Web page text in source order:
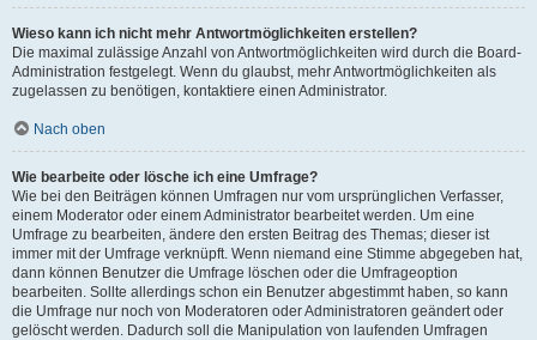
Wieso kann ich nicht mehr Antwortmöglichkeiten erstellen?
Die maximal zulässige Anzahl von Antwortmöglichkeiten wird durch die Board-
Administration festgelegt. Wenn du glaubst, mehr Antwortmöglichkeiten als
zugelassen zu benötigen, kontaktiere einen Administrator.
Nach oben
Wie bearbeite oder lösche ich eine Umfrage?
Wie bei den Beiträgen können Umfragen nur vom ursprünglichen Verfasser,
einem Moderator oder einem Administrator bearbeitet werden. Um eine
Umfrage zu bearbeiten, ändere den ersten Beitrag des Themas; dieser ist
immer mit der Umfrage verknüpft. Wenn niemand eine Stimme abgegeben hat,
dann können Benutzer die Umfrage löschen oder die Umfrageoption
bearbeiten. Sollte allerdings schon ein Benutzer abgestimmt haben, so kann
die Umfrage nur noch von Moderatoren oder Administratoren geändert oder
gelöscht werden. Dadurch soll die Manipulation von laufenden Umfragen